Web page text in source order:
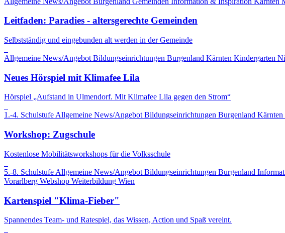
Leitfaden: Paradies - altersgerechte Gemeinden
Selbstständig und eingebunden alt werden in der Gemeinde
Allgemeine News/Angebot Bildungseinrichtungen Burgenland Kärnten Kindergarten
Neues Hörspiel mit Klimafee Lila
Hörspiel „Aufstand in Ulmendorf. Mit Klimafee Lila gegen den Strom“
1.-4. SchulstufeAllgemeine News/Angebot Bildungseinrichtungen Burgenland Kärnten
Workshop: Zugschule
Kostenlose Mobilitätsworkshops für die Volksschule
5.-8. Schulstufe Allgemeine News/Angebot Bildungseinrichtungen Burgenland
Vorarlberg Webshop Weiterbildung Wien
Kartenspiel "Klima-Fieber"
Spannendes Team- und Ratespiel, das Wissen, Action und Spaß vereint.